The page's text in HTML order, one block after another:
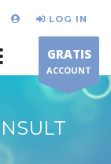
LOG IN
GRATIS
ACCOUNT